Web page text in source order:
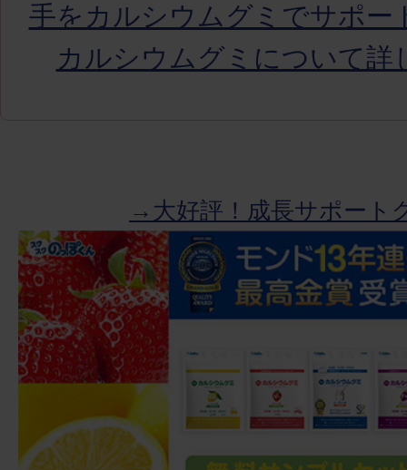
手をカルシウムグミでサポー
カルシウムグミについて詳
→大好評！成長サポート